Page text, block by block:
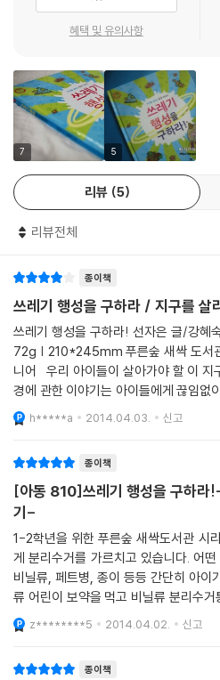
아이들은 또비 이야기를 통해 자신과 이
는 일이라는 것을 깨닫게 될 것입니다.
싶은 마음은 절로 따라오는 것일 테니까요.
만화처럼 재미있는 이야기와 익살스러
책을 펼치는 순간, 꼬불꼬불 지렁이를
두 눈을 갖은 외계인 또비가 아이들의 시
기발랄한 캐릭터와 화려한 색감이 어우
말랑말랑하고 사랑스러운 그림은 책을
끼고 읽을 수 있도록 도와줍니다. 또 ‘구리
럼 이름만 들어도 웃음이 날 만큼 재치 있
를 더 합니다. 또비와 함께 깔깔대며 웃
이들의 마음도 한 뼘 훌쩍 자랄 것입니다.
혜택 및 유의사항
7 5
리뷰 5
리뷰전체
종이책
쓰레기 행성을 구하라 / 지구를 살
쓰레기 행성을 구하라! 선자은 글/강
72g | 210*245mm 푸른숲 새싹 도서
니어 우리 아이들이 살아가야 할 이 지구를 위해서도 환
경에 관한 이야기는 아이들에게 끊임없
합니다. 사실 부모가 솔선수범하여 실천
범을 보여줘야하는 일임에도 '나 하나쯤' 하는 생각으로
h*****a 2014.04.03. 신고
종이책
[아동 810]쓰레기 행성을 구하라
기-
1-2학년을 위한 푸른숲 새싹도서관 시
게 분리수거를 가르치고 있습니다. 어
비닐류, 페트병, 종이 등등 간단히 아이가
류 어린이 보약을 먹고 비닐류 분리수
에 딱이 책이라 좋았습니다. 요즘은 이 책이 마음에 들었는지 벌써 몇 번이
나
z********5 2014.04.02. 신고
종이책